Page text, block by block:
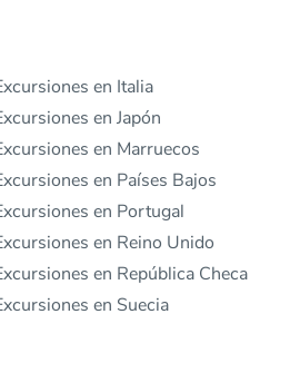
en Italia
en Japón
en Marruecos
en Países Bajos
en Portugal
en Reino Unido
en República Checa
en Suecia